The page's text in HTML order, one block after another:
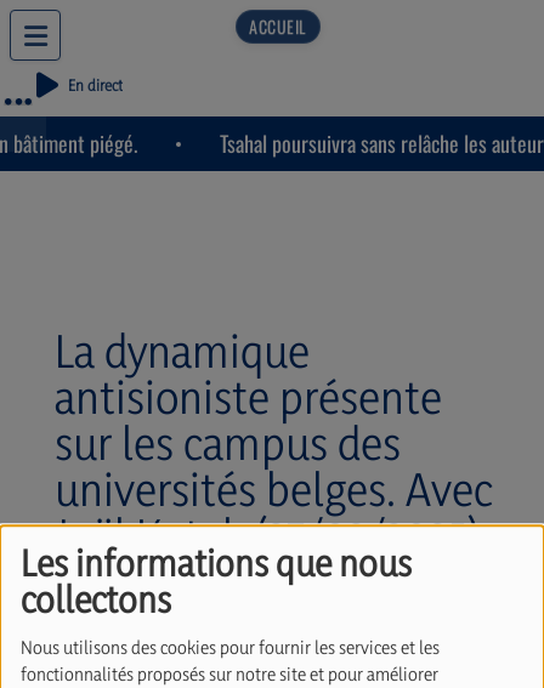
Les informations que nous
collectons
Nous utilisons des cookies pour fournir les services et les
fonctionnalités proposés sur notre site et pour améliorer
En direct
piégé. Tsahal poursuivra sans relâche les
La dynamique
antisioniste présente
sur les campus des
universités belges. Avec
Joël Kotek (27/02/2025)